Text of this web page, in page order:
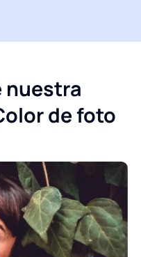
nuestra
de foto